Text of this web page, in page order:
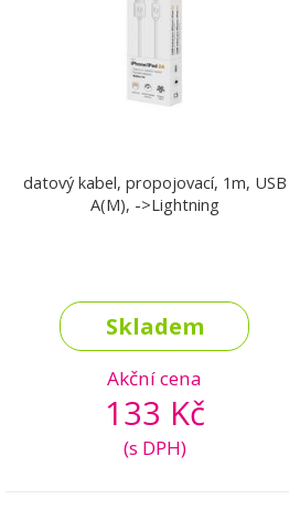
datový kabel, propojovací, 1m, USB
A(M), ->Lightning
Skladem
Akční cena
133 Kč
(s DPH)